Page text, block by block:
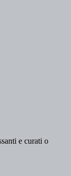
e curati o